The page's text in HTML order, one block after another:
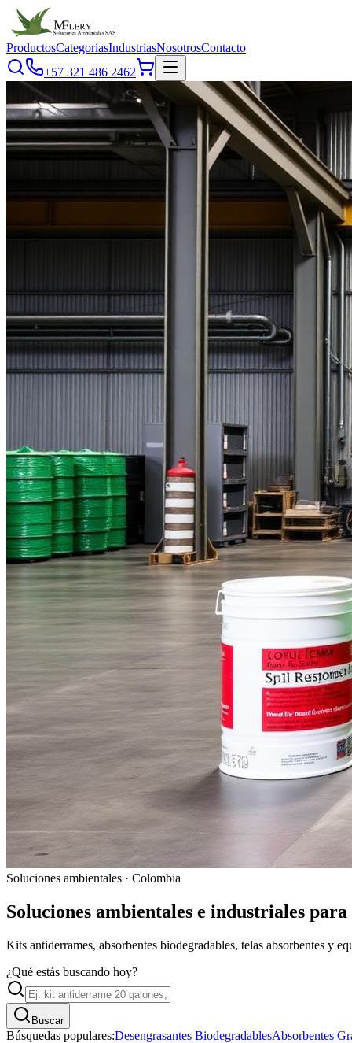
ProductosCategoríasIndustriasNosotrosContacto
+57 321 486 2462
Soluciones ambientales · Colombia
Soluciones ambientales e industriales
Kits antiderrames, absorbentes biodegradables, telas absorbentes y
¿Qué estás buscando hoy?
Buscar
Búsquedas populares:Desengrasantes BiodegradablesAbsorbentes